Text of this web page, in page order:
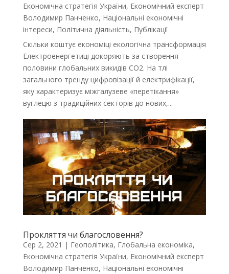
Економічна стратегія України, Економічний експерт
Володимир Панченко, Національні економічні
інтереси, Політична діяльність, Публікації
Скільки коштує економіці екологічна трансформація
Електроенергетиці докоряють за створення
половини глобальних викидів CO2. На тлі
загального тренду цифровізації й електрифікації,
яку характеризує міжгалузеве «перетікання»
вуглецю з традиційних секторів до нових,...
Прокляття чи благословення?
Сер 2, 2021 | Геополітика, Глобальна економіка,
Економічна стратегія України, Економічний експерт
Володимир Панченко, Національні економічні